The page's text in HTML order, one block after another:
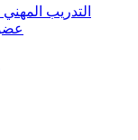
التدريب